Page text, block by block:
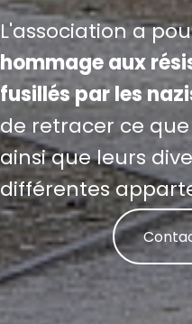
L'association a
hommage aux
fusillés par les
de retracer ce
ainsi que leurs
différentes